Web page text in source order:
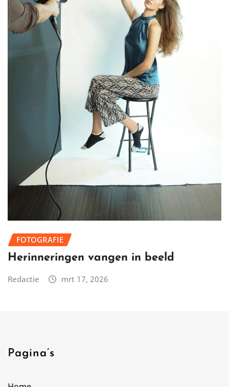
FOTOGRAFIE
Herinneringen vangen in beeld
Redactie mrt 17, 2026
Pagina’s